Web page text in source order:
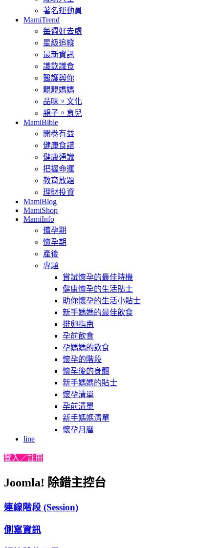
著名運動員
MamiTrend
每週好去處
星級追縱
最新資訊
識飲識食
醫護與你
靚靚媽媽
品味。文化
親子。育兒
MamiBible
開卷有益
健康食譜
健康通識
把握命運
教育放題
理財投資
MamiBlog
MamiShop
MamiInfo
備孕期
懷孕期
產後
專題
嘗試懷孕的最佳時機
健康懷孕的生活貼士
助你懷孕的生活小貼士
新手媽媽的最佳飲食
排卵指南
孕前飲食
孕媽媽的飲食
懷孕的階段
懷孕後的身體
新手媽媽的貼士
懷孕清單
孕前清單
新手媽媽清單
懷孕月曆
line
登入／註冊
Joomla! 除錯主控台
連線階段 (Session)
側寫資訊